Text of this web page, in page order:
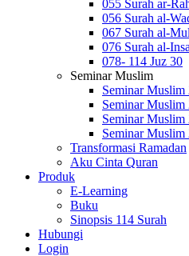
055 Surah ar-
056 Surah al-
067 Surah al-
076 Surah al-
078- 114 Juz 30
Seminar Muslim
Seminar Muslim
Seminar Muslim
Seminar Muslim
Seminar Muslim
Transformasi Ramadan
Aku Cinta Quran
Produk
E-Learning
Buku
Sinopsis 114 Surah
Hubungi
Login